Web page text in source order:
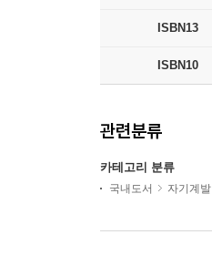
ISBN13
ISBN10
관련분류
카테고리 분류
국내도서 자기계발